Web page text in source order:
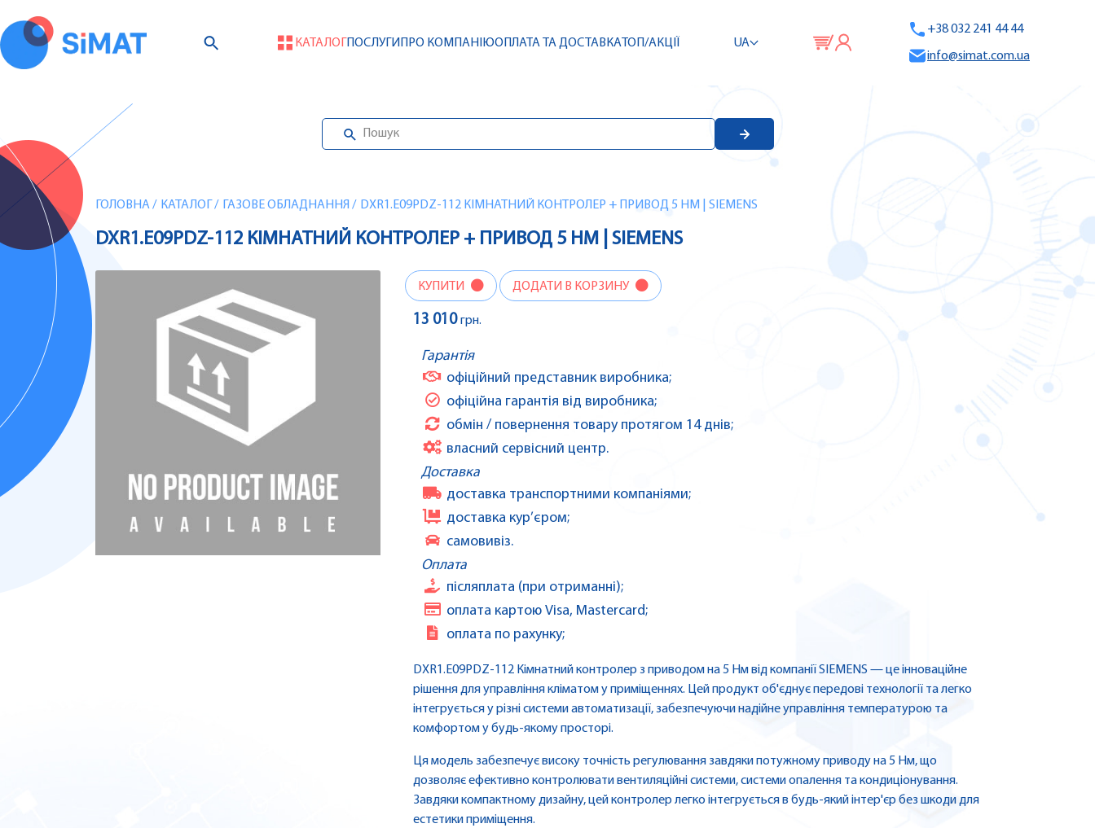
КАТАЛОГПОСЛУГИ ПРО КОМПАНІЮОПЛАТА ТА ДОСТАВКАТОП/АКЦІЇ UA
+38 032 241 44 44
info@simat.com.ua
ГОЛОВНА/ КАТАЛОГ / ГАЗОВЕ ОБЛАДНАННЯ / DXR1.E09PDZ-112 КІМНАТНИЙ КОНТРОЛЕР + ПРИВОД 5 НМ | SIEMENS
DXR1.E09PDZ-112 КІМНАТНИЙ КОНТРОЛЕР + ПРИВОД 5 НМ | SIEMENS
КУПИТИ ДОДАТИ В КОРЗИНУ
13 010грн.
Гарантія
офіційний представник виробника;
офіційна гарантія від виробника;
обмін / повернення товару протягом 14 днів;
власний сервісний центр.
Доставка
доставка транспортними компаніями;
доставка кур’єром;
самовивіз.
Оплата
післяплата (при отриманні);
оплата картою Visa, Mastercard;
оплата по рахунку;
DXR1.E09PDZ-112 Кімнатний контролер з приводом на 5 Нм від компанії SIEMENS — це інноваційне
рішення для управління кліматом у приміщеннях. Цей продукт об'єднує передові технології та легко
інтегрується у різні системи автоматизації, забезпечуючи надійне управління температурою та
комфортом у будь-якому просторі.
Ця модель забезпечує високу точність регулювання завдяки потужному приводу на 5 Нм, що
дозволяє ефективно контролювати вентиляційні системи, системи опалення та кондиціонування.
Завдяки компактному дизайну, цей контролер легко інтегрується в будь-який інтер'єр без шкоди для
естетики приміщення.